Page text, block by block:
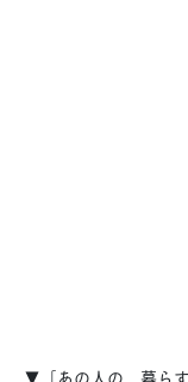
▼「あの人の、暮ら